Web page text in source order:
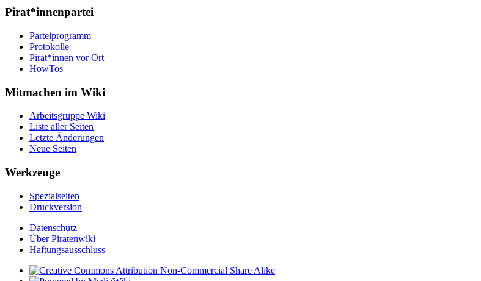
Pirat*innenpartei
Parteiprogramm
Protokolle
Pirat*innen vor Ort
HowTos
Mitmachen im Wiki
Arbeitsgruppe Wiki
Liste aller Seiten
Letzte Änderungen
Neue Seiten
Werkzeuge
Spezialseiten
Druckversion
Datenschutz
Über Piratenwiki
Haftungsausschluss